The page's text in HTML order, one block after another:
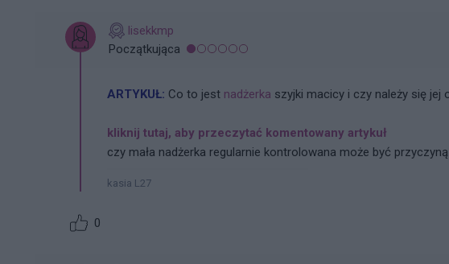
lisekkmp
Początkująca
ARTYKUŁ: Co to jest nadżerka szyjki macicy i czy należy się jej
kliknij tutaj, aby przeczytać komentowany artykuł
czy mała nadżerka regularnie kontrolowana może być
kasia L27
0